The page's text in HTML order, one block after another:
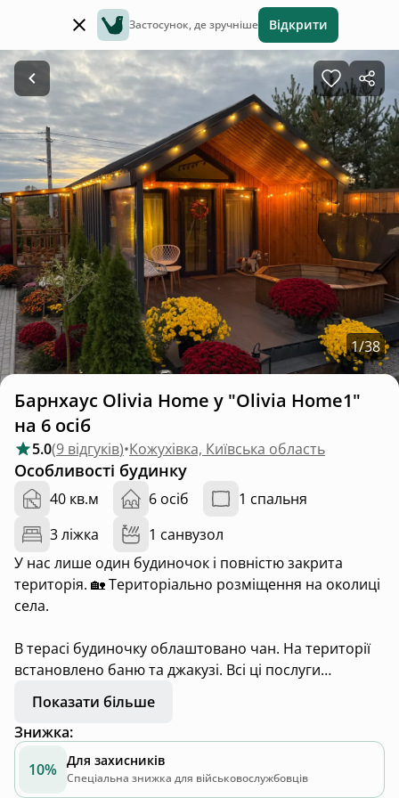
Застосунок, де зручніше Відкрити
1/38
Барнхаус Olivia Home у "Olivia Home1"
на 6 осіб
5.0(9 відгуків)•Кожухівка, Київська область
Особливості будинку
40 кв.м 6 осіб
1 спальня
3 ліжка
1 санвузол
У нас лише один будиночок і повністю закрита
територія. 🏡 Територіально розміщення на околиці
села.
В терасі будиночку облаштовано чан. На території
встановлено баню та джакузі. Всі ці послуги
потребують завчасного бронювання, за добу до
заселення, щоб ми мали змогу підготувати все
необхідне.
А от наш басейн має температуру 29-32 градуси 😁
Є альтанка з диванами та телевізором.
Показати більше
Знижка:
10% Для захисників
Спеціальна знижка для військовослужбовців